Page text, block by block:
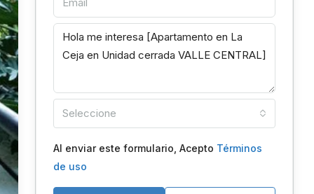
Seleccione
Al enviar este formulario, Acepto Términos
de uso